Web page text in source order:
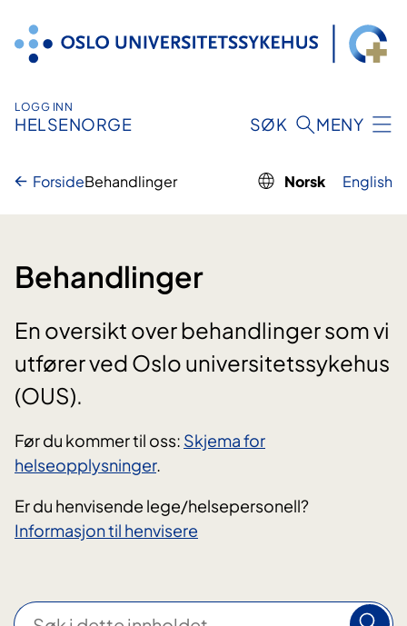
innhold
LOGG INN
HELSENORGE SØK MENY
ForsideBehandlinger Norsk English
Behandlinger
En oversikt over behandlinger som vi
utfører ved Oslo universitetssykehus
(OUS).
Før du kommer til oss: Skjema for
helseopplysninger.
Er du henvisende lege/helsepersonell?
Informasjon til henvisere
S